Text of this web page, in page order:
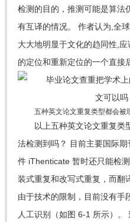
检测的目的，推测可能是算法
有互译的情况。 作者认为,全
大大地明显于文化的趋同性,
的定位和重新定位的一个直接
五种英文论文重复类型都会被
以上五种英文论文重复类
法检测到吗？ 目前主要国际
件 iThenticate 暂时还只能检
装式重复和改写式重复，而翻
由于技术的限制，目前没有手
人工识别（如图 6-1 所示）。